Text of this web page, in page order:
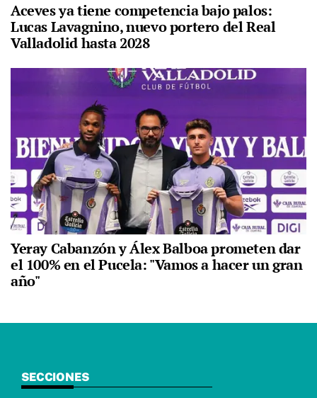
Aceves ya tiene competencia bajo palos:
Lucas Lavagnino, nuevo portero del Real
Valladolid hasta 2028
Yeray Cabanzón y Álex Balboa prometen dar
el 100% en el Pucela: "Vamos a hacer un gran
año"
SECCIONES